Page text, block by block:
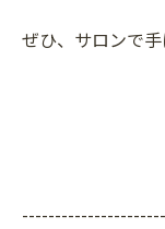
ぜひ、サロンで